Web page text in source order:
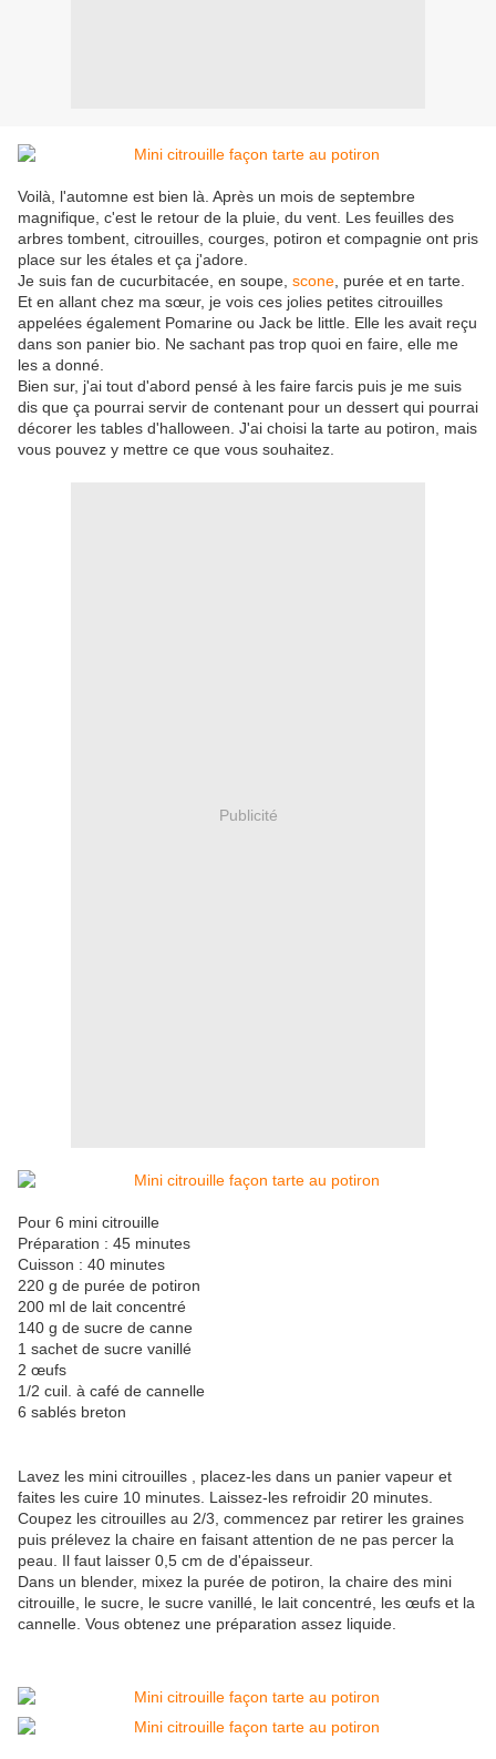
Voilà, l'automne est bien là. Après un mois de septembre
magnifique, c'est le retour de la pluie, du vent. Les feuilles des
arbres tombent, citrouilles, courges, potiron et compagnie ont pris
place sur les étales et ça j'adore.
Je suis fan de cucurbitacée, en soupe, scone , purée et en tarte.
Et en allant chez ma sœur, je vois ces jolies petites citrouilles
appelées également Pomarine ou Jack be little. Elle les avait reçu
dans son panier bio. Ne sachant pas trop quoi en faire, elle me
les a donné.
Bien sur, j'ai tout d'abord pensé à les faire farcis puis je me suis
dis que ça pourrai servir de contenant pour un dessert qui pourrai
décorer les tables d'halloween. J'ai choisi la tarte au potiron, mais
vous pouvez y mettre ce que vous souhaitez.
Publicité
Pour 6 mini citrouille
Préparation : 45 minutes
Cuisson : 40 minutes
220 g de purée de potiron
200 ml de lait concentré
140 g de sucre de canne
1 sachet de sucre vanillé
2 œufs
1/2 cuil. à café de cannelle
6 sablés breton
Lavez les mini citrouilles , placez-les dans un panier vapeur et
faites les cuire 10 minutes. Laissez-les refroidir 20 minutes.
Coupez les citrouilles au 2/3, commencez par retirer les graines
puis prélevez la chaire en faisant attention de ne pas percer la
peau. Il faut laisser 0,5 cm de d'épaisseur.
Dans un blender, mixez la purée de potiron, la chaire des mini
citrouille, le sucre, le sucre vanillé, le lait concentré, les œufs et la
cannelle. Vous obtenez une préparation assez liquide.